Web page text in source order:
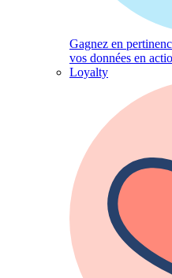
Gagnez en
vos données en
Loyalty